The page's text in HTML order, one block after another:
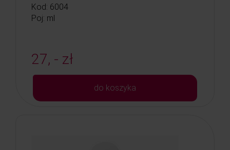
Kod: 6004
Poj: ml
27, - zł
do koszyka